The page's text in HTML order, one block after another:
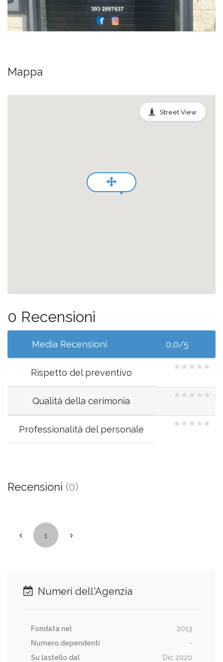
Mappa
Street View
0 Recensioni
Media Recensioni 0,0/5
Rispetto del preventivo
Qualità della cerimonia
Professionalità del personale
Recensioni (0)
1
Numeri dell'Agenzia
Fondata nel
2013
Numero dependenti
-
Su lastello dal
Dic 2020